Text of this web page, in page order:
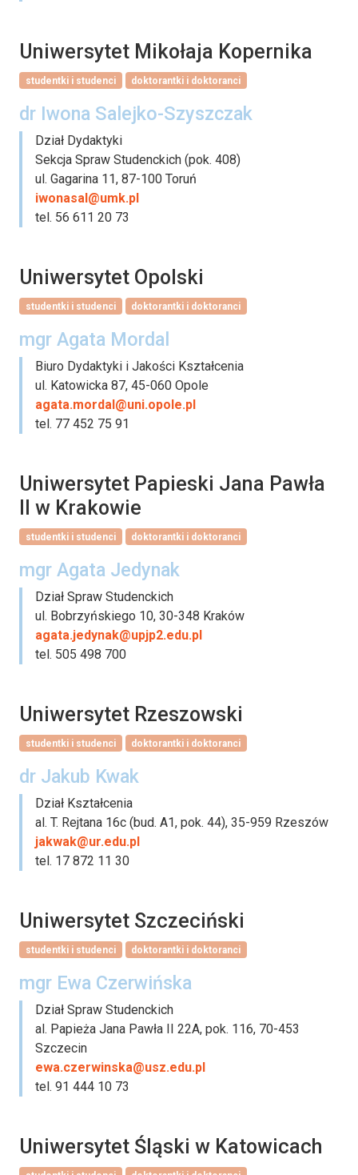
Uniwersytet Mikołaja Kopernika
studentki i studenci doktorantki i doktoranci
dr Iwona Salejko-Szyszczak
Dział Dydaktyki
Sekcja Spraw Studenckich (pok. 408)
ul. Gagarina 11, 87-100 Toruń
iwonasal@umk.pl
tel. 56 611 20 73
Uniwersytet Opolski
studentki i studenci doktorantki i doktoranci
mgr Agata Mordal
Biuro Dydaktyki i Jakości Kształcenia
ul. Katowicka 87, 45-060 Opole
agata.mordal@uni.opole.pl
tel. 77 452 75 91
Uniwersytet Papieski Jana Pawła
II w Krakowie
studentki i studenci doktorantki i doktoranci
mgr Agata Jedynak
Dział Spraw Studenckich
ul. Bobrzyńskiego 10, 30-348 Kraków
agata.jedynak@upjp2.edu.pl
tel. 505 498 700
Uniwersytet Rzeszowski
studentki i studenci doktorantki i doktoranci
dr Jakub Kwak
Dział Kształcenia
al. T. Rejtana 16c (bud. A1, pok. 44), 35-959 Rzeszów
jakwak@ur.edu.pl
tel. 17 872 11 30
Uniwersytet Szczeciński
studentki i studenci doktorantki i doktoranci
mgr Ewa Czerwińska
Dział Spraw Studenckich
al. Papieża Jana Pawła II 22A, pok. 116, 70-453
Szczecin
ewa.czerwinska@usz.edu.pl
tel. 91 444 10 73
Uniwersytet Śląski w Katowicach